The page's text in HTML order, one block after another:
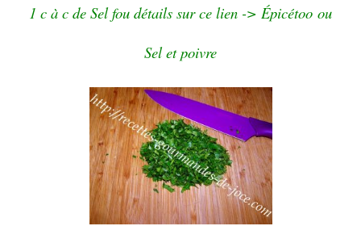
1 c à c de Sel fou détails sur ce lien -> Épicétoo ou
Sel et poivre